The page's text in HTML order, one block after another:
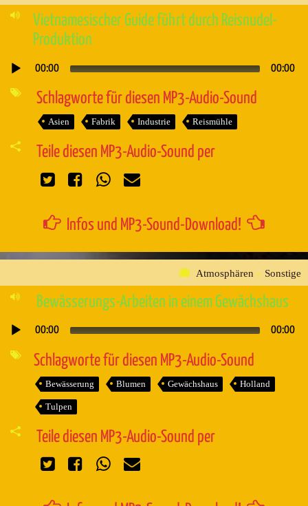
Vietnamesischer Guide führt durch Reisnudel-
Produktion
Audio-
00:00 00:00
Schlagworte für diesen MP3-Audio-Sound
Asien Fabrik Industrie Reismühle
Teile diesen MP3-Audio-Sound per
Infos und MP3-Sound-Download!
Atmosphären » Sonstige
Bewässerungs-Arbeiten in einem Gewächshaus
Audio-
00:00 00:00
Schlagworte für diesen MP3-Audio-Sound
Bewässerung Blumen Gewächshaus Holland
Tulpen
Teile diesen MP3-Audio-Sound per